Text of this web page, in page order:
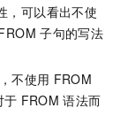
，可以看出不使
子句的写法
不使用 FROM
于 FROM 语法而